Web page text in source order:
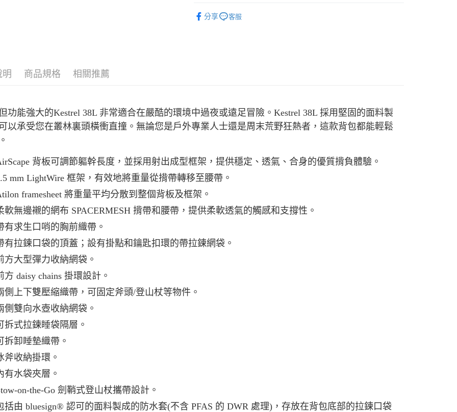
每筆NT$80，滿NT$490(含以上)免運費
分享
客服
明 商品規格 相關推薦
功能強大的Kestrel 38L 非常適合在嚴酷的環境中過夜或遠足冒險。Kestrel 38L 採用堅固的面料製
以承受您在叢林裏頭橫衝直撞。無論您是戶外專業人士還是周末荒野狂熱者，這款背包都能輕鬆
背板可調節軀幹長度，並採用射出成型框架，提供穩定、透氣、合身的優質揹負體驗。
mm LightWire 框架，有效地將重量從揹帶轉移至腰帶。
framesheet 將重量平均分散到整個背板及框架。
軟無邊襯的網布 SPACERMESH 揹帶和腰帶，提供柔軟透氣的觸感和支撐性。
有求生口哨的胸前織帶。
有拉鍊口袋的頂蓋；設有掛點和鑰匙扣環的帶拉鍊網袋。
方大型彈力收納網袋。
方 daisy chains 掛環設計。
側上下雙壓縮織帶，可固定斧頭/登山杖等物件。
側雙向水壺收納網袋。
拆式拉鍊睡袋隔層。
拆卸睡墊織帶。
斧收納掛環。
有水袋夾層。
on-the-Go 劍鞘式登山杖攜帶設計。
括由 bluesign® 認可的面料製成的防水套(不含 PFAS 的 DWR 處理)，存放在背包底部的拉鍊口袋